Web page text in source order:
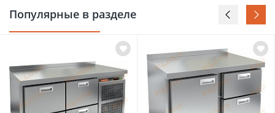
Популярные в разделе